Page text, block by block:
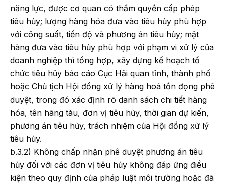
năng lực, được cơ quan có thẩm quyền cấp phép
tiêu hủy; lượng hàng hóa đưa vào tiêu hủy phù hợp
với công suất, tiến độ và phương án tiêu hủy; mặt
hàng đưa vào tiêu hủy phù hợp với phạm vi xử lý của
doanh nghiệp thì tổng hợp, xây dựng kế hoạch tổ
chức tiêu hủy báo cáo Cục Hải quan tỉnh, thành phố
hoặc Chủ tịch Hội đồng xử lý hàng hoá tồn đọng phê
duyệt, trong đó xác định rõ danh sách chi tiết hàng
hóa, tên hãng tàu, đơn vị tiêu hủy, thời gian dự kiến,
phương án tiêu hủy, trách nhiệm của Hội đồng xử lý
tiêu hủy.
b.3.2) Không chấp nhận phê duyệt phương án tiêu
hủy đối với các đơn vị tiêu hủy không đáp ứng điều
kiện theo quy định của pháp luật môi trường hoặc đã